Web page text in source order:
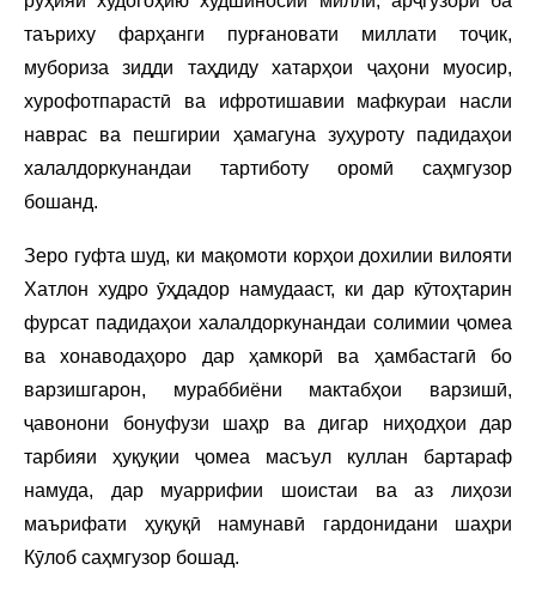
таъриху фарҳанги пурғановати миллати тоҷик,
мубориза зидди таҳдиду хатарҳои ҷаҳони муосир,
хурофотпарастӣ ва ифротишавии мафкураи насли
наврас ва пешгирии ҳамагуна зуҳуроту падидаҳои
халалдоркунандаи тартиботу оромӣ саҳмгузор
бошанд.
Зеро гуфта шуд, ки мақомоти корҳои дохилии вилояти
Хатлон худро ӯҳдадор намудааст, ки дар кӯтоҳтарин
фурсат падидаҳои халалдоркунандаи солимии ҷомеа
ва хонаводаҳоро дар ҳамкорӣ ва ҳамбастагӣ бо
варзишгарон, мураббиёни мактабҳои варзишӣ,
ҷавонони бонуфузи шаҳр ва дигар ниҳодҳои дар
тарбияи ҳуқуқии ҷомеа масъул куллан бартараф
намуда, дар муаррифии шоистаи ва аз лиҳози
маърифати ҳуқуқӣ намунавӣ гардонидани шаҳри
Кӯлоб саҳмгузор бошад.